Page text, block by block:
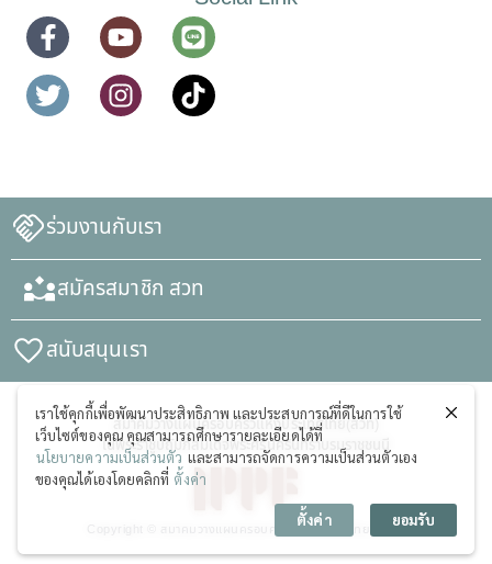
ร่วมงานกับเรา
สมัครสมาชิก สวท
สนับสนุนเรา
สมาคมวางแผนครอบครัวแห่งประเทศไทย(สวท)
ในพระราชูปถัมภ์สมเด็จพระศรีนครินทราบรมราชชนนี
Copyright © สมาคมวางแผนครอบครัวแห่งประเทศไทย (สวท)
เราใช้คุกกี้เพื่อพัฒนาประสิทธิภาพ และประสบการณ์ที่ดีในการใช้
เว็บไซต์ของคุณ คุณสามารถศึกษารายละเอียดได้ที่
นโยบายความเป็นส่วนตัว และสามารถจัดการความเป็นส่วนตัวเอง
ของคุณได้เองโดยคลิกที่ ตั้งค่า
ตั้งค่า ยอมรับ